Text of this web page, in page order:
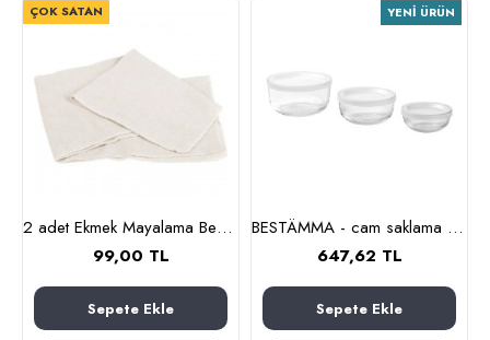
ÇOK SATAN
2 adet Ekmek Mayalama Bezi 50x70 cm, %100 Pamuk Amerikan Pasa Bezi
99,00 TL
Sepete Ekle
YENI ÜRÜN
BESTÄMMA - cam saklama kabı seti (cam)
647,62 TL
Sepete Ekle